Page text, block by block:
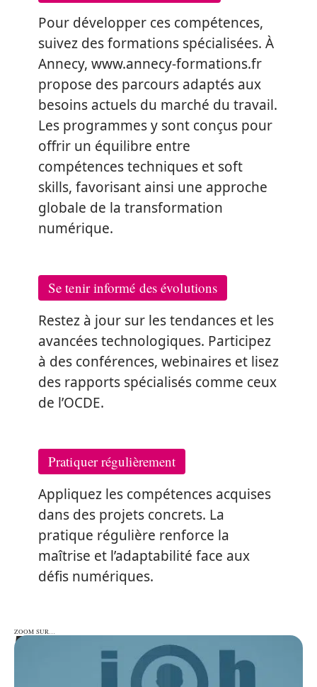
Pour développer ces compétences,
suivez des formations spécialisées. À
Annecy, www.annecy-formations.fr
propose des parcours adaptés aux
besoins actuels du marché du travail.
Les programmes y sont conçus pour
offrir un équilibre entre
compétences techniques et soft
skills, favorisant ainsi une approche
globale de la transformation
numérique.
Se tenir informé des évolutions
Restez à jour sur les tendances et les
avancées technologiques. Participez
à des conférences, webinaires et lisez
des rapports spécialisés comme ceux
de l’OCDE.
Pratiquer régulièrement
Appliquez les compétences acquises
dans des projets concrets. La
pratique régulière renforce la
maîtrise et l’adaptabilité face aux
défis numériques.
ZOOM SUR…
ZOOM SUR…